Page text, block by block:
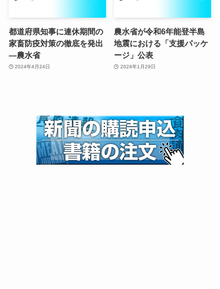
都道府県知事に連休期間の
家畜防疫対策の徹底を発出
—農水省
2024年4月24日
農水省が令和6年能登半島
地震における「支援パッケ
ージ」公表
2024年1月29日